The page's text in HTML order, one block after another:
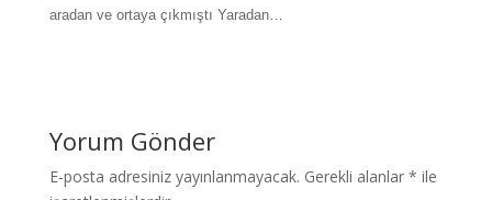
aradan ve ortaya çıkmıştı Yaradan…
Yorum Gönder
E-posta adresiniz yayınlanmayacak. Gerekli alanlar * ile